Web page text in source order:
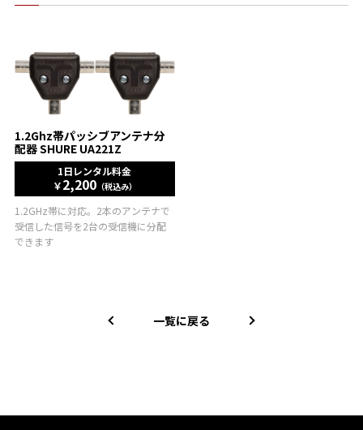
1.2Ghz帯パッシブアンテナ分
配器 SHURE UA221Z
1日レンタル料金
￥2,200（税込み）
1.2GHz帯に対応。2本のアンテナで
受信した信号を2台の受信機に分配
できます
一覧に戻る